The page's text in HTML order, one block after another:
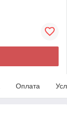
Оплата